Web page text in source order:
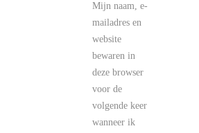
Mijn naam, e-
mailadres en
website
bewaren in
deze browser
voor de
volgende keer
wanneer ik